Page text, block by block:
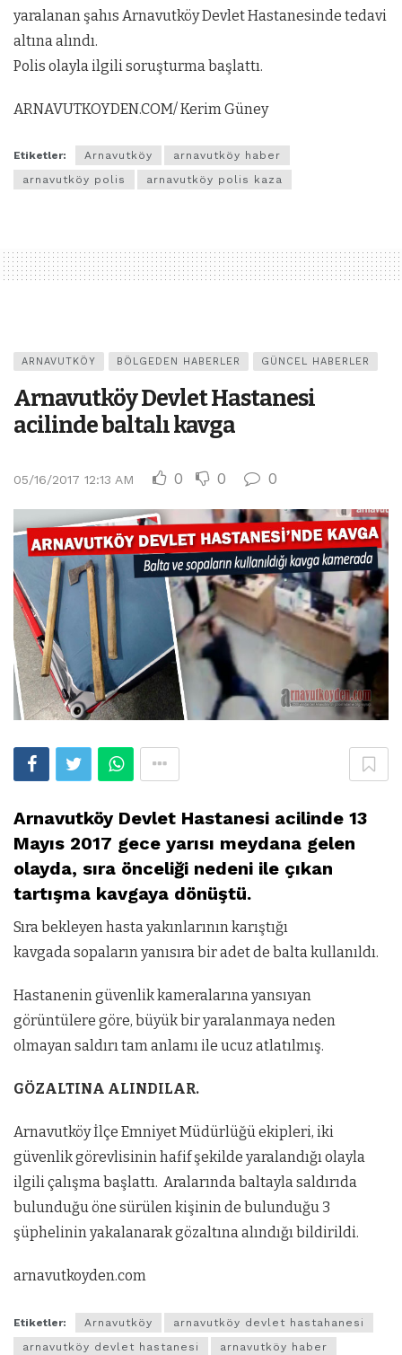
yaralanan şahıs Arnavutköy Devlet Hastanesinde tedavi
altına alındı.
Polis olayla ilgili soruşturma başlattı.
ARNAVUTKOYDEN.COM/ Kerim Güney
Etiketler: Arnavutköy
arnavutköy haber
arnavutköy polis
arnavutköy polis kaza
ARNAVUTKÖY BÖLGEDEN HABERLER GÜNCEL HABERLER
Arnavutköy Devlet Hastanesi
acilinde baltalı kavga
05/16/2017 12:13 AM 0 0 0
Arnavutköy Devlet Hastanesi acilinde 13
Mayıs 2017 gece yarısı meydana gelen
olayda, sıra önceliği nedeni ile çıkan
tartışma kavgaya dönüştü.
Sıra bekleyen hasta yakınlarının karıştığı
kavgada sopaların yanısıra bir adet de balta kullanıldı.
Hastanenin güvenlik kameralarına yansıyan
görüntülere göre, büyük bir yaralanmaya neden
olmayan saldırı tam anlamı ile ucuz atlatılmış.
GÖZALTINA ALINDILAR.
Arnavutköy İlçe Emniyet Müdürlüğü ekipleri, iki
güvenlik görevlisinin hafif şekilde yaralandığı olayla
ilgili çalışma başlattı. Aralarında baltayla saldırıda
bulunduğu öne sürülen kişinin de bulunduğu 3
şüphelinin yakalanarak gözaltına alındığı bildirildi.
arnavutkoyden.com
Etiketler: Arnavutköy
arnavutköy devlet hastahanesi
arnavutköy devlet hastanesi
arnavutköy haber